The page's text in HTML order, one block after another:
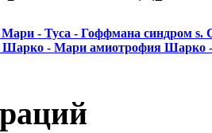
- Туса - Гоффмана синдром s.
Шарко - Мари амиотрофия Шарко